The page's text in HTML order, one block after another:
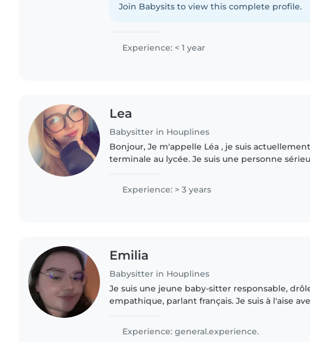
suis autonome, à l'écoute,..
Join Babysits to view this complete profile.
Experience: < 1 year
Lea
Babysitter in Houplines
Bonjour, Je m'appelle Léa , je suis
terminale au lycée. Je suis une personne
des enfants et proposer..
Experience: > 3 years
Emilia
Babysitter in Houplines
Je suis une jeune baby-sitter responsable,
empathique, parlant français. Je suis à l'aise
enfants d'âge..
Experience: general.experience.